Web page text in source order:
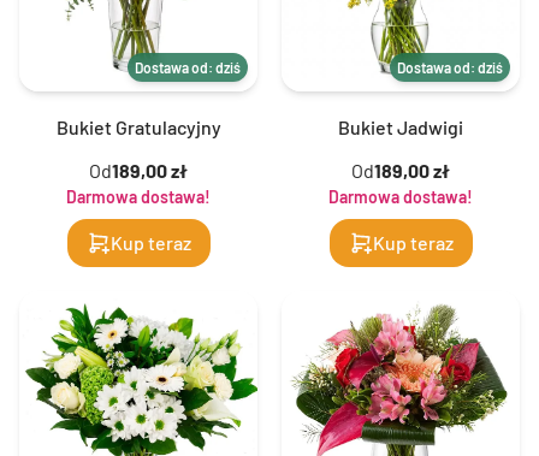
Dostawa od: dziś
Bukiet Gratulacyjny
Od189,00 zł
Darmowa dostawa!
Kup teraz
Dostawa od: dziś
Bukiet Jadwigi
Od189,00 zł
Darmowa dostawa!
Kup teraz